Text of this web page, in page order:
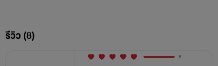
รีวิว (8)
8